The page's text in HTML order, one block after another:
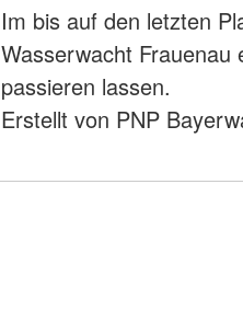
Im bis auf den letzten
Wasserwacht Frauenau
passieren lassen.
Erstellt von PNP